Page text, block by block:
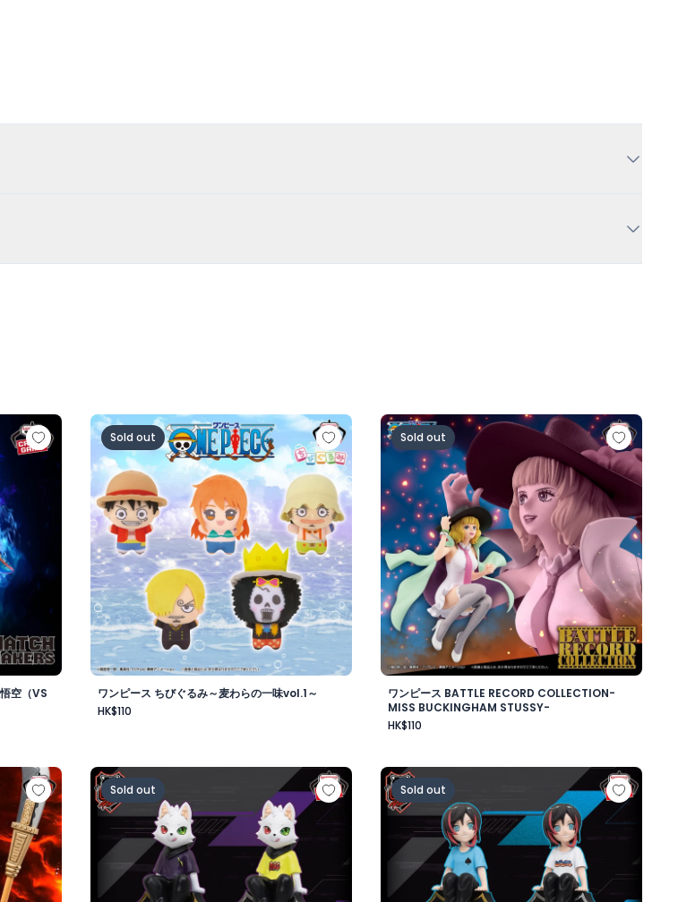
悟空)孫悟空（VSゴクウブラック-超サイヤ人ロゼ-)
空（VS
ワンピース ちびぐるみ～麦わらの一味vol.1～
Sold out
ワンピース ちびぐるみ～麦わらの一味vol.1～
HK$110
ワンピース BATTLE RECORD COLLECTION-
Sold out
ワンピース BATTLE RECORD COLLECTION-
MISS BUCKINGHAM STUSSY-
HK$110
ブルフィギュア-ゴッドバレー事件 エドワード・ニューゲート-
Crazy Raccoon デスクトップフィギュア-Ras-
Sold out
Crazy Raccoon デスクトップフィギュア-
Sold out